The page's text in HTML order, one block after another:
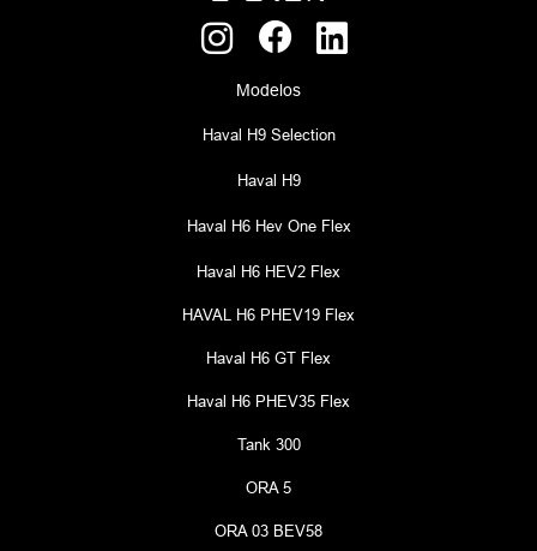
Modelos
Haval H9 Selection
Haval H9
Haval H6 Hev One Flex
Haval H6 HEV2 Flex
HAVAL H6 PHEV19 Flex
Haval H6 GT Flex
Haval H6 PHEV35 Flex
Tank 300
ORA 5
ORA 03 BEV58